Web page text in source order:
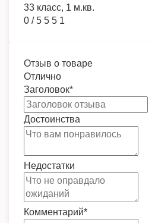
33 класс, 1 м.кв.
0 /5 5 5 1
Отзыв о товаре
Отлично
Заголовок*
Достоинства
Недостатки
Комментарий*